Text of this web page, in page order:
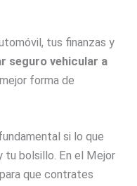
tus finanzas y
seguro vehicular a
forma de
si lo que
tu bolsillo. En el Mejor
que contrates